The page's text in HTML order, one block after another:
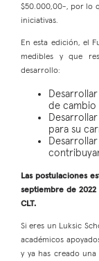
$50.000,00-, por lo
iniciativas.
En esta edición, el
medibles y que
desarrollo:
de cambio
para su
Las postulaciones
septiembre de 2022
CLT.
Si eres un Luksic
académicos
y ya has creado